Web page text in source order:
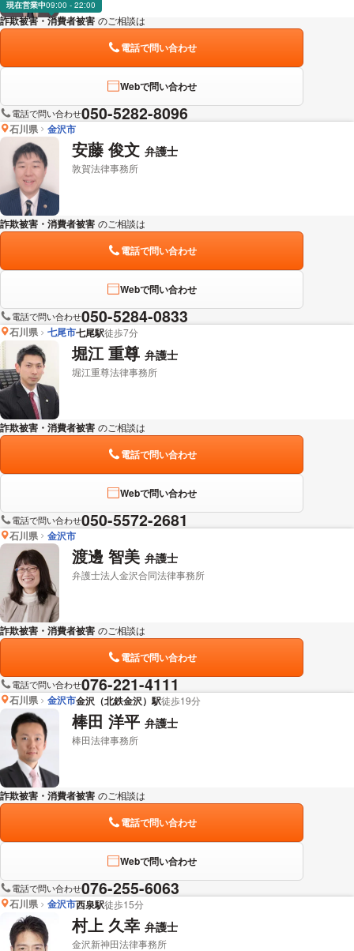
現在営業中09:00 - 22:00
詐欺被害・消費者被害 のご相談は
電話で問い合わせ
Webで問い合わせ
電話で問い合わせ050-5282-8096
石川県 金沢市
安藤 俊文 弁護士
敦賀法律事務所
詐欺被害・消費者被害 のご相談は
電話で問い合わせ
Webで問い合わせ
電話で問い合わせ050-5284-0833
石川県 七尾市七尾駅徒歩7分
堀江 重尊 弁護士
堀江重尊法律事務所
詐欺被害・消費者被害 のご相談は
電話で問い合わせ
Webで問い合わせ
電話で問い合わせ050-5572-2681
石川県 金沢市
渡邊 智美 弁護士
弁護士法人金沢合同法律事務所
詐欺被害・消費者被害 のご相談は
電話で問い合わせ
電話で問い合わせ076-221-4111
石川県 金沢市金沢（北鉄金沢）駅徒歩19分
棒田 洋平 弁護士
棒田法律事務所
詐欺被害・消費者被害 のご相談は
電話で問い合わせ
Webで問い合わせ
電話で問い合わせ076-255-6063
石川県 金沢市西泉駅徒歩15分
村上 久幸 弁護士
金沢新神田法律事務所